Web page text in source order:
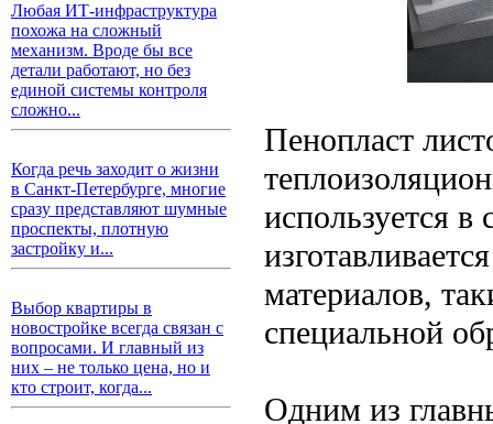
Любая ИТ-инфраструктура
похожа на сложный
механизм. Вроде бы все
детали работают, но без
единой системы контроля
сложно...
Когда речь заходит о жизни
в Санкт-Петербурге, многие
сразу представляют шумные
проспекты, плотную
застройку и...
Выбор квартиры в
новостройке всегда связан с
вопросами. И главный из
них – не только цена, но и
кто строит, когда...
Пенопласт
используется в
материалов,
специальной
Одним из